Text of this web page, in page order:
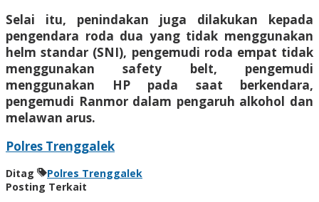
Selai itu, penindakan juga dilakukan kepada
pengendara roda dua yang tidak menggunakan
helm standar (SNI), pengemudi roda empat tidak
menggunakan safety belt, pengemudi
menggunakan HP pada saat berkendara,
pengemudi Ranmor dalam pengaruh alkohol dan
melawan arus.
Polres Trenggalek
Ditag
Polres Trenggalek
Posting Terkait